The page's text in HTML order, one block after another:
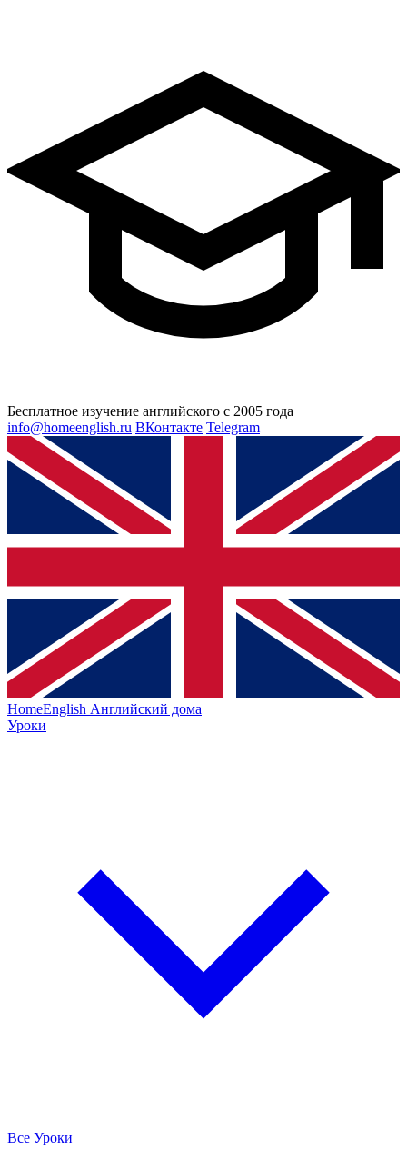
Бесплатное изучение английского с 2005 года
info@homeenglish.ru ВКонтакте Telegram
HomeEnglish Английский дома
Уроки
Все Уроки